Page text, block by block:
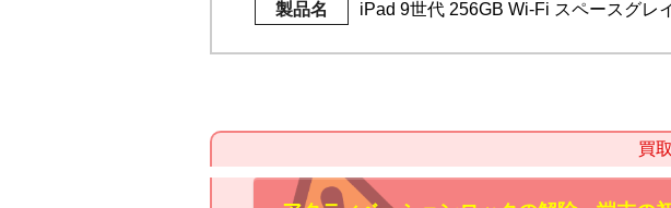
製品名 iPad 9世代 256GB Wi-Fi スペースグレ
買